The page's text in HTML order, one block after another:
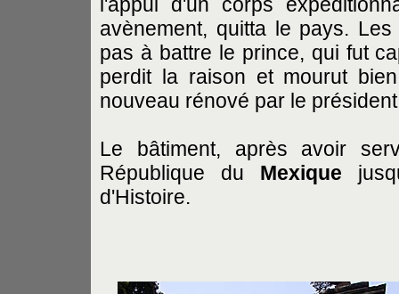
avènement, quitta le pays.
pas à battre le prince, qui fut
perdit la raison et mourut
nouveau rénové par le
Le bâtiment, après avoir
République du Mexique
d'Histoire.